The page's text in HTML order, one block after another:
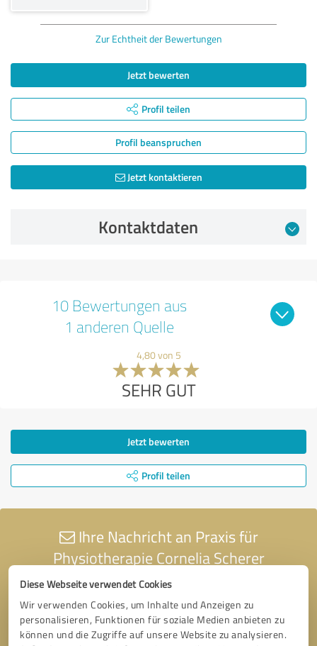
Diese Webseite verwendet Cookies
Wir verwenden Cookies, um Inhalte und Anzeigen zu
personalisieren, Funktionen für soziale Medien anbieten zu
können und die Zugriffe auf unsere Website zu analysieren.
Zur Echtheit der Bewertungen
Jetzt bewerten
Profil teilen
Profil beanspruchen
Jetzt kontaktieren
Kontaktdaten
10 Bewertungen aus
1 anderen Quelle
4,80 von 5
SEHR GUT
Jetzt bewerten
Profil teilen
Ihre Nachricht an Praxis für
Physiotherapie Cornelia Scherer